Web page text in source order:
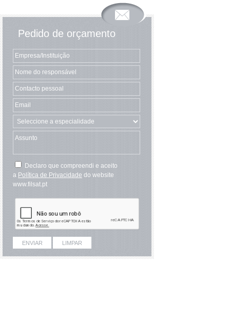
Pedido de orçamento
Declaro que compreendi e aceito
a Política de Privacidade do website
www.filsat.pt